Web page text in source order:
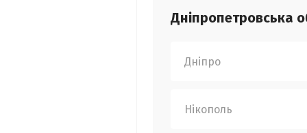
Дніпропетровська
Дніпро
Нікополь